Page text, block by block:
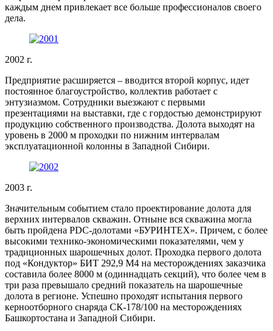
каждым днем привлекает все больше профессионалов своего
дела.
2002 г.
Предприятие расширяется – вводится второй корпус, идет
постоянное благоустройство, коллектив работает с
энтузиазмом. Сотрудники выезжают с первыми
презентациями на выставки, где с гордостью демонстрируют
продукцию собственного производства. Долота выходят на
уровень в 2000 м проходки по нижним интервалам
эксплуатационной колонны в Западной Сибири.
2003 г.
Значительным событием стало проектирование долота для
верхних интервалов скважин. Отныне вся скважина могла
быть пройдена PDC-долотами «БУРИНТЕХ». Причем, с более
высокими технико-экономическими показателями, чем у
традиционных шарошечных долот. Проходка первого долота
под «Кондуктор» БИТ 292,9 М4 на месторождениях заказчика
составила более 8000 м (одиннадцать секций), что более чем в
три раза превышало средний показатель на шарошечные
долота в регионе. Успешно проходят испытания первого
керноотборного снаряда СК-178/100 на месторождениях
Башкортостана и Западной Сибири.